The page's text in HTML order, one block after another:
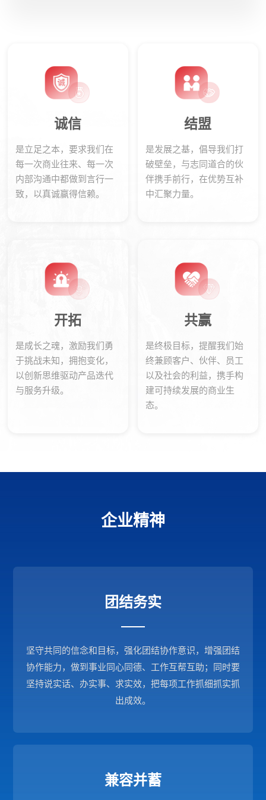
诚信
是立足之本，要求我们在
每一次商业往来、每一次
内部沟通中都做到言行一
致，以真诚赢得信赖。
结盟
是发展之基，倡导我们打
破壁垒，与志同道合的伙
伴携手前行，在优势互补
中汇聚力量。
开拓
是成长之魂，激励我们勇
于挑战未知，拥抱变化，
以创新思维驱动产品迭代
与服务升级。
共赢
是终极目标，提醒我们始
终兼顾客户、伙伴、员工
以及社会的利益，携手构
建可持续发展的商业生
态。
企业精神
团结务实
坚守共同的信念和目标，强化团结协作意识，增强团结
协作能力，做到事业同心同德、工作互帮互助；同时要
坚持说实话、办实事、求实效，把每项工作抓细抓实抓
出成效。
兼容并蓄